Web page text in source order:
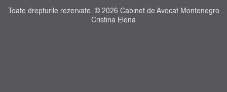
e
b
g
l
k
Toate drepturile rezervate. © 2026 Cabinet de Avocat Montenegro
Cristina Elena